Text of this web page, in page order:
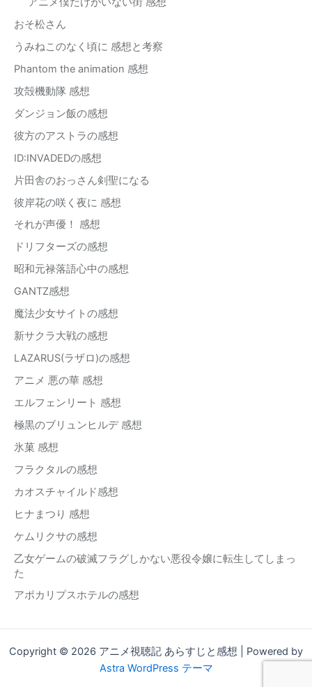
おそ松さん
うみねこのなく頃に 感想と考察
Phantom the animation 感想
攻殻機動隊 感想
ダンジョン飯の感想
彼方のアストラの感想
ID:INVADEDの感想
片田舎のおっさん剣聖になる
彼岸花の咲く夜に 感想
それが声優！ 感想
ドリフターズの感想
昭和元禄落語心中の感想
GANTZ感想
魔法少女サイトの感想
新サクラ大戦の感想
LAZARUS(ラザロ)の感想
アニメ 悪の華 感想
エルフェンリート 感想
極黒のブリュンヒルデ 感想
氷菓 感想
フラクタルの感想
カオスチャイルド感想
ヒナまつり 感想
ケムリクサの感想
乙女ゲームの破滅フラグしかない悪役令嬢に転生してしまっ
た
アポカリプスホテルの感想
Copyright © 2026 アニメ視聴記 あらすじと感想 | Powered by
Astra WordPress テーマ